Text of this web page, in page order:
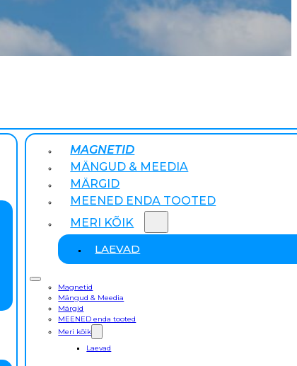
MAGNETID
MÄNGUD & MEEDIA
MÄRGID
MEENED ENDA TOOTED
MERI KÕIK
LAEVAD
Magnetid
Mängud & Meedia
Märgid
MEENED enda tooted
Meri kõik
Laevad